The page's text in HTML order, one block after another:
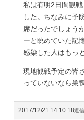
私は有明2日間観
した。ちなみに予
席だったでしょう
ーと眺めていた記
感染した人はもっ
現地観戦予定の皆
っていないなら巣
2017/12/21 14:10:18返信